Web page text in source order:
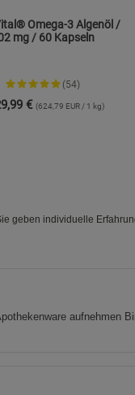
Omega-3 Algenöl /
mg / 60 Kapseln
(54)
€ (624,79 EUR / 1 kg)
geben individuelle
aufnehmen